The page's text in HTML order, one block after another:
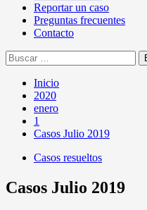
Reportar un caso
Preguntas frecuentes
Contacto
Buscar:
Inicio
2020
enero
1
Casos Julio 2019
Casos resueltos
Casos Julio 2019